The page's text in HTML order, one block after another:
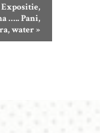
Expositie,
….. Pani,
water»